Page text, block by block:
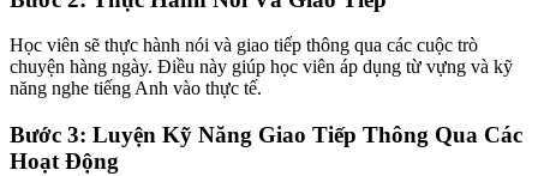
Học viên sẽ thực hành nói và giao tiếp thông qua các cuộc trò
chuyện hàng ngày. Điều này giúp học viên áp dụng từ vựng và kỹ
năng nghe tiếng Anh vào thực tế.
Bước 3: Luyện Kỹ Năng Giao Tiếp Thông Qua Các
Hoạt Động